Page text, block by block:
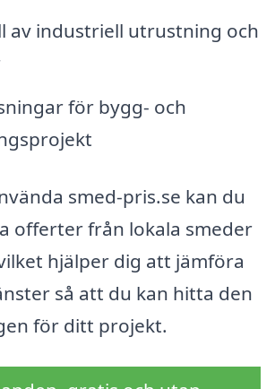
av industriell utrustning och
för bygg- och
smed-pris.se kan du
offerter från lokala smeder
hjälper dig att jämföra
så att du kan hitta den
för ditt projekt.